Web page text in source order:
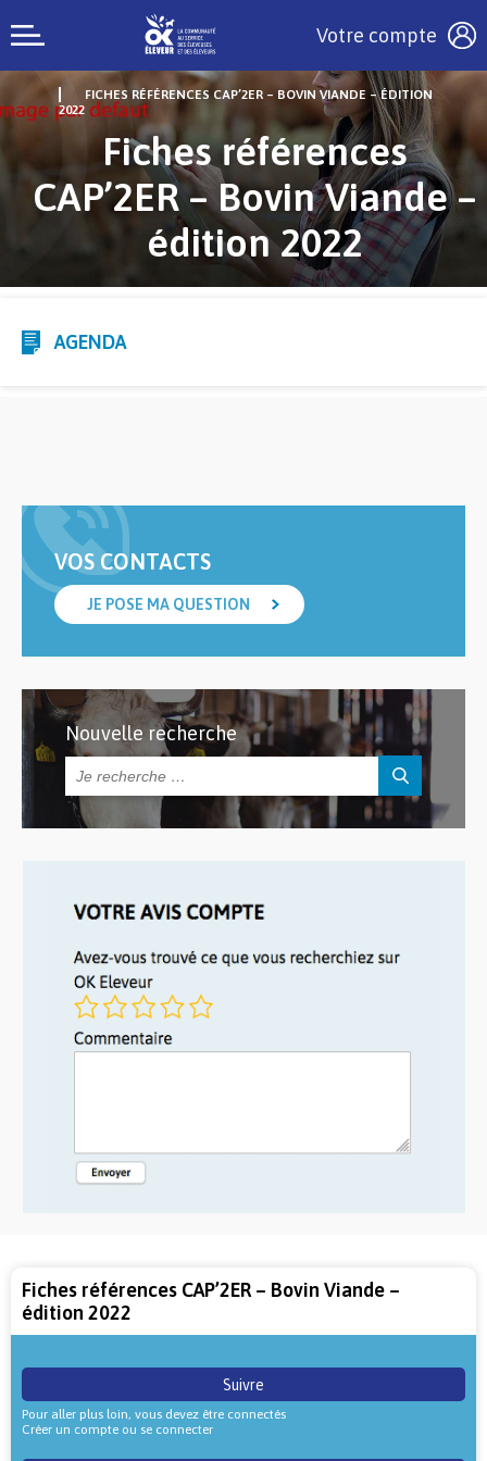
Votre compte
FICHES RÉFÉRENCES CAP’2ER – BOVIN VIANDE – ÉDITION
2022
Fiches références
CAP’2ER – Bovin Viande –
édition 2022
AGENDA
VOS CONTACTS
JE POSE MA QUESTION
Nouvelle recherche
Fiches références CAP’2ER – Bovin Viande –
édition 2022
Suivre
Pour aller plus loin, vous devez être connectés
Créer un compte ou se connecter